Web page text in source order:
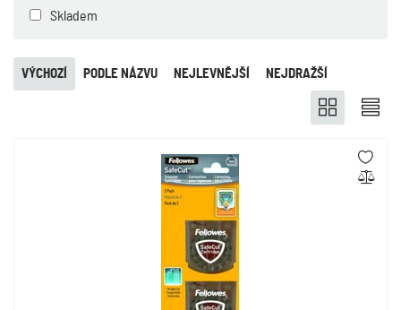
Skladem
NEJLEVNĚJŠÍ NEJDRAŽŠÍ
PODLE NÁZVU
VÝCHOZÍ